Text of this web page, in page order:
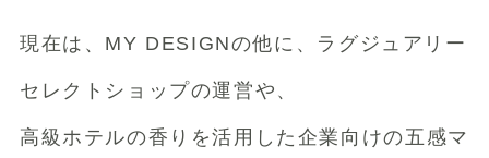
現在は、MY DESIGNの他に、ラグジュアリー
セレクトショップの運営や、
高級ホテルの香りを活用した企業向けの五感マ